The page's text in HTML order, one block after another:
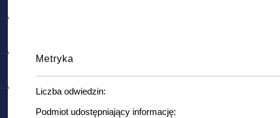
Metryka
Liczba odwiedzin:
Podmiot udostępniający informację: